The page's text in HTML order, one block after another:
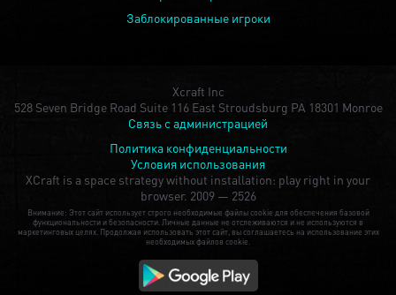
Заблокированные игроки
Xcraft Inc
528 Seven Bridge Road Suite 116 East Stroudsburg PA 18301 Monroe
Связь с администрацией
Политика конфиденциальности
Условия использования
XCraft is a space strategy without installation: play right in your
browser. 2009 — 2526
Внимание: Этот сайт использует строго необходимые файлы cookie для обеспечения базовой
функциональности и безопасности. Личные данные не отслеживаются и не используются в
маркетинговых целях. Продолжая использовать этот сайт, вы соглашаетесь на использование этих
необходимых файлов cookie.